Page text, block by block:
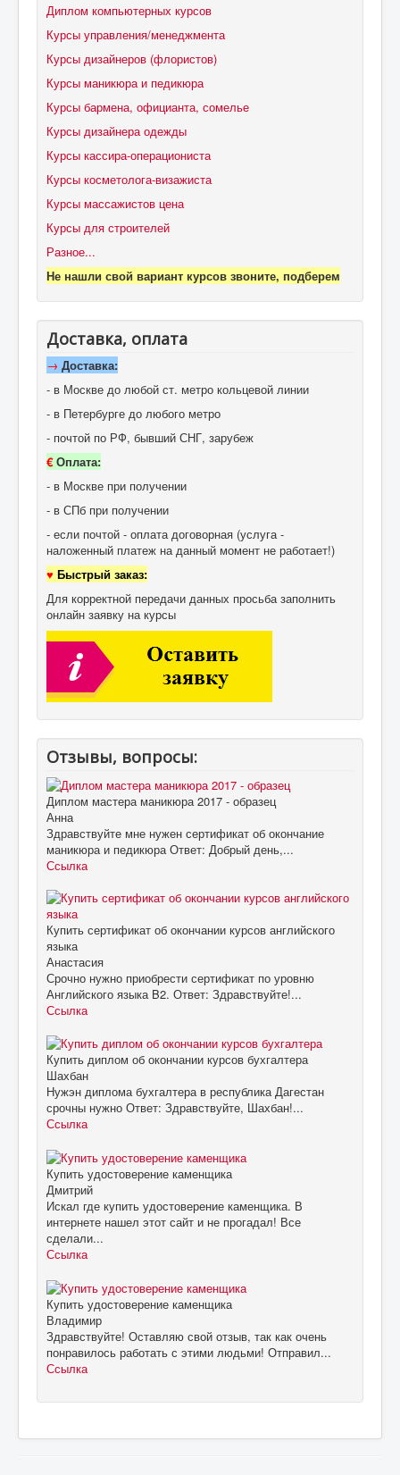
Диплом компьютерных курсов
Курсы управления/менеджмента
Курсы дизайнеров (флористов)
Курсы маникюра и педикюра
Курсы бармена, официанта, сомелье
Курсы дизайнера одежды
Курсы кассира-операциониста
Курсы косметолога-визажиста
Курсы массажистов цена
Курсы для строителей
Разное...
Не нашли свой вариант курсов звоните, подберем
Доставка, оплата
→ Доставка:
- в Москве до любой ст. метро кольцевой линии
- в Петербурге до любого метро
- почтой по РФ, бывший СНГ, зарубеж
€Оплата:
- в Москве при получении
- в СПб при получении
- если почтой - оплата договорная (услуга -
наложенный платеж на данный момент не работает!)
♥ Быстрый заказ:
Для корректной передачи данных просьба заполнить
онлайн заявку на курсы
Отзывы, вопросы:
Диплом мастера маникюра 2017 - образец
Анна
Здравствуйте мне нужен сертификат об окончание
маникюра и педикюра Ответ: Добрый день,...
Ссылка
Купить сертификат об окончании курсов английского
языка
Анастасия
Срочно нужно приобрести сертификат по уровню
Английского языка B2. Ответ: Здравствуйте!...
Ссылка
Купить диплом об окончании курсов бухгалтера
Шахбан
Нужэн диплома бухгалтера в республика Дагестан
срочны нужно Ответ: Здравствуйте, Шахбан!...
Ссылка
Купить удостоверение каменщика
Дмитрий
Искал где купить удостоверение каменщика. В
интернете нашел этот сайт и не прогадал! Все
сделали...
Ссылка
Купить удостоверение каменщика
Владимир
Здравствуйте! Оставляю свой отзыв, так как очень
понравилось работать с этими людьми! Отправил...
Ссылка